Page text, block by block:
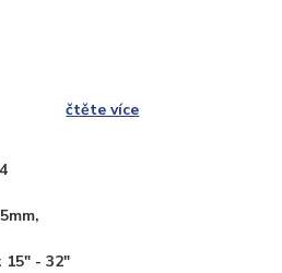
čtěte více
15" - 32"